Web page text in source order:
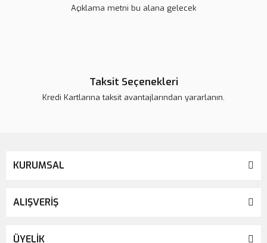
Açıklama metni bu alana gelecek
Taksit Seçenekleri
Kredi Kartlarına taksit avantajlarından yararlanın.
KURUMSAL
ALIŞVERİŞ
ÜYELİK